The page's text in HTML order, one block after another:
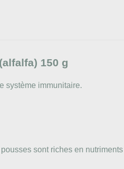
150 g
système immunitaire.
sont riches en